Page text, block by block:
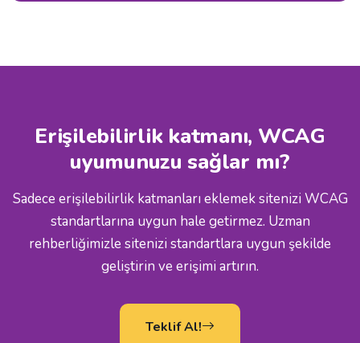
Erişilebilirlik katmanı, WCAG
uyumunuzu sağlar mı?
Sadece erişilebilirlik katmanları eklemek sitenizi WCAG
standartlarına uygun hale getirmez. Uzman
rehberliğimizle sitenizi standartlara uygun şekilde
geliştirin ve erişimi artırın.
Teklif Al!